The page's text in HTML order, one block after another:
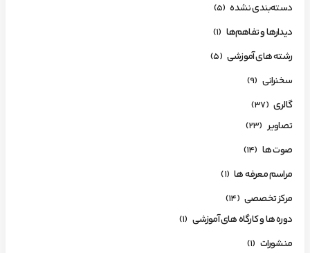
دسته‌بندی نشده (5)
دیدارها و تفاهم‌ها (1)
رشته های آموزشی (5)
سخنرانی (9)
گالری (37)
تصاویر (23)
صوت ها (14)
مراسم معرفه ها (1)
مرکز تخصصی (14)
دوره ها و کارگاه های آموزشی (1)
منشورات (1)